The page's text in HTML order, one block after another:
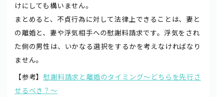
けにしても構いません。
まとめると、不貞行為に対して法律上できることは、妻と
の離婚と、妻や浮気相手への慰謝料請求です。浮気をされ
た側の男性は、いかなる選択をするかを考えなければなり
ません。
【参考】慰謝料請求と離婚のタイミング～どちらを先行さ
せるべき？～